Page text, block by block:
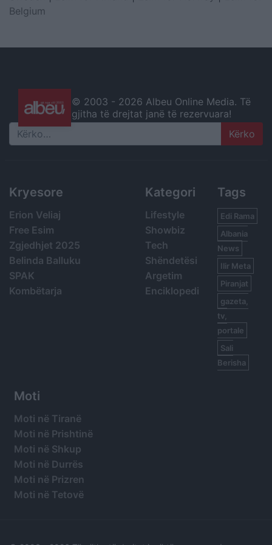
Belgium
© 2003 - 2026 Albeu Online Media. Të
gjitha të drejtat janë të rezervuara!
Search
Kryesore
Erion Veliaj
Free Esim
Zgjedhjet 2025
Belinda Balluku
SPAK
Kombëtarja
Kategori
Lifestyle
Showbiz
Tech
Shëndetësi
Argetim
Enciklopedi
Tags
Edi Rama
Albania
News
Ilir Meta
Piranjat
gazeta,
tv,
portale
Sali
Berisha
Moti
Moti në Tiranë
Moti në Prishtinë
Moti në Shkup
Moti në Durrës
Moti në Prizren
Moti në Tetovë